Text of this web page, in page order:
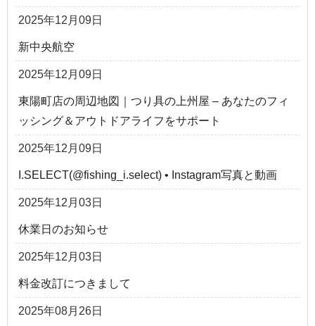
2025年12月09日
新中央航空
2025年12月09日
東陽町店の周辺地図｜つり具の上州屋 – あなたのフィ
ッシング＆アウトドアライフをサポート
2025年12月09日
I.SELECT(@fishing_i.select) • Instagram写真と動画
2025年12月03日
休業日のお知らせ
2025年12月03日
料金改訂につきまして
2025年08月26日